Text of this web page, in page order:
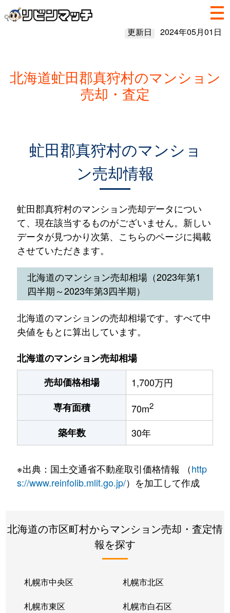
更新日 2024年05月01日
北海道虻田郡真狩村のマンション
売却・査定
虻田郡真狩村のマンショ
ン売却情報
虻田郡真狩村のマンション売却データについ
て、現在該当するものがございません。新しい
データが見つかり次第、こちらのページに掲載
させていただきます。
北海道のマンション売却相場（2023年第1
四半期～2023年第3四半期）
北海道のマンションの売却相場です。すべて中
央値をもとに算出しています。
北海道のマンション売却相場
売却価格相場
1,700万円
専有面積
70m2
築年数 30年
※出典：国土交通省不動産取引価格情報 （http
s://www.reinfolib.mlit.go.jp/）を加工して作成
北海道の市区町村からマンション売却・査定情
報を探す
札幌市中央区 札幌市北区
札幌市東区 札幌市白石区